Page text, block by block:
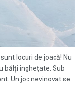
locuri de joacă! Nu
bălți înghețate. Sub
Un joc nevinovat se